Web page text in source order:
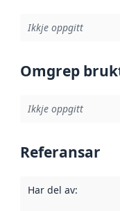
Ikkje oppgitt
Omgrep
Ikkje oppgitt
Referansar
Har del av: